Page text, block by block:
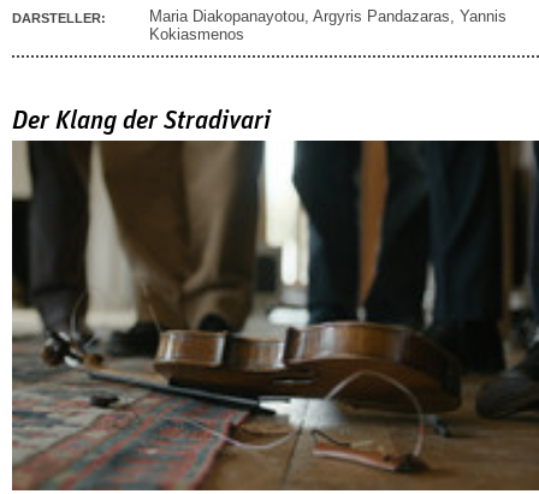
DARSTELLER: Maria Diakopanayotou, Argyris Pandazaras, Yannis
Kokiasmenos
Der Klang der Stradivari